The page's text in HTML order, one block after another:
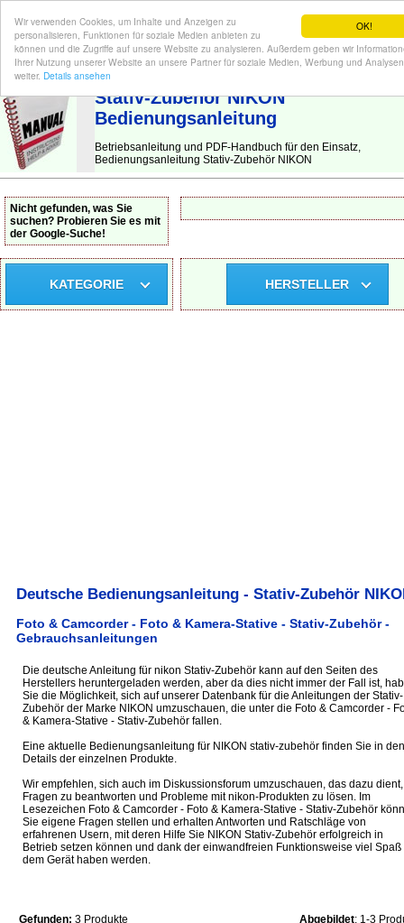
OK!
Wir verwenden Cookies, um Inhalte und Anzeigen zu
personalisieren, Funktionen für soziale Medien anbieten zu
können und die Zugriffe auf unsere Website zu analysieren. Außerdem geben wir
Ihrer Nutzung unserer Website an unsere Partner für soziale Medien, Werbung und Analysen
weiter. Details ansehen
BEDIENUNGSANLEITUNG | Hier finden Sie die deutsche Anleitung!
Stativ-Zubehör NIKON
Bedienungsanleitung
Betriebsanleitung und PDF-Handbuch für den Einsatz,
Bedienungsanleitung Stativ-Zubehör NIKON
Nicht gefunden, was Sie
suchen? Probieren Sie es mit
der Google-Suche!
KATEGORIE HERSTELLER
Deutsche Bedienungsanleitung - Stativ-Zubehör
Foto & Camcorder - Foto & Kamera-Stative - Stativ-Zubehör -
Gebrauchsanleitungen
Die deutsche Anleitung für nikon Stativ-Zubehör kann auf den Seiten des
Herstellers heruntergeladen werden, aber da dies nicht immer der Fall ist,
Sie die Möglichkeit, sich auf unserer Datenbank für die Anleitungen der Stativ-
Zubehör der Marke NIKON umzuschauen, die unter die Foto & Camcorder -
& Kamera-Stative - Stativ-Zubehör fallen.
Eine aktuelle Bedienungsanleitung für NIKON stativ-zubehör finden Sie in den
Details der einzelnen Produkte.
Wir empfehlen, sich auch im Diskussionsforum umzuschauen, das dazu dient,
Fragen zu beantworten und Probleme mit nikon-Produkten zu lösen. Im
Lesezeichen Foto & Camcorder - Foto & Kamera-Stative - Stativ-Zubehör
Sie eigene Fragen stellen und erhalten Antworten und Ratschläge von
erfahrenen Usern, mit deren Hilfe Sie NIKON Stativ-Zubehör erfolgreich in
Betrieb setzen können und dank der einwandfreien Funktionsweise viel Spaß
dem Gerät haben werden.
Gefunden: 3 Produkte Abgebildet: 1-3